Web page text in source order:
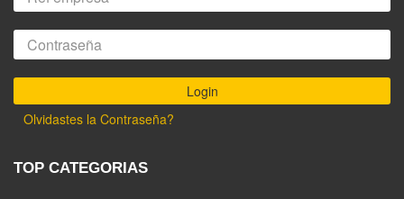
Olvidastes la Contraseña?
TOP CATEGORIAS